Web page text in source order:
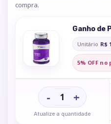
compra.
Ganho de
Unitário R$
5% OFF no
- +
Atualize a quantidade